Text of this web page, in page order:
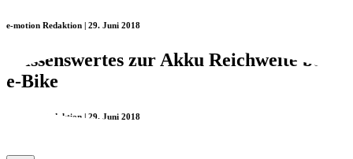
e-motion Redaktion | 29. Juni 2018
Wissenswertes zur Akku Reichweite beim
e-Bike
e-motion Redaktion | 29. Juni 2018